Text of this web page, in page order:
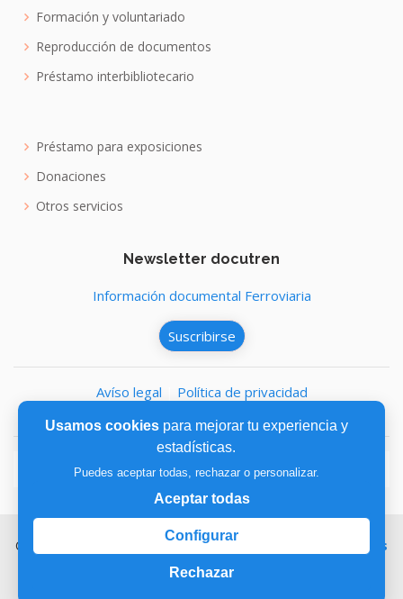
Usamos cookiespara mejorar tu experiencia y
estadísticas.
Puedes aceptar todas, rechazar o personalizar.
Aceptar todas
Configurar
Rechazar
Formación y voluntariado
Reproducción de documentos
Préstamo interbibliotecario
Préstamo para exposiciones
Donaciones
Otros servicios
Newsletter docutren
Información documental Ferroviaria
Suscribirse
Avíso legal
Política de privacidad
Copyright © 2026, Fundación de los Ferrocarriles Españoles